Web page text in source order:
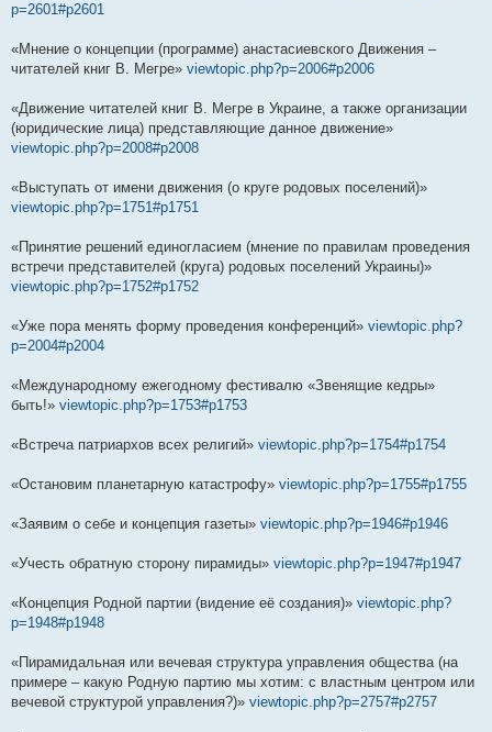
p=2601#p2601
«Мнение о концепции (программе) анастасиевского Движения –
читателей книг В. Мегре» viewtopic.php?p=2006#p2006
«Движение читателей книг В. Мегре в Украине, а также организации
(юридические лица) представляющие данное движение»
viewtopic.php?p=2008#p2008
«Выступать от имени движения (о круге родовых поселений)»
viewtopic.php?p=1751#p1751
«Принятие решений единогласием (мнение по правилам проведения
встречи представителей (круга) родовых поселений Украины)»
viewtopic.php?p=1752#p1752
«Уже пора менять форму проведения конференций» viewtopic.php?
p=2004#p2004
«Международному ежегодному фестивалю «Звенящие кедры»
быть!» viewtopic.php?p=1753#p1753
«Встреча патриархов всех религий» viewtopic.php?p=1754#p1754
«Остановим планетарную катастрофу» viewtopic.php?p=1755#p1755
«Заявим о себе и концепция газеты» viewtopic.php?p=1946#p1946
«Учесть обратную сторону пирамиды» viewtopic.php?p=1947#p1947
«Концепция Родной партии (видение её создания)» viewtopic.php?
p=1948#p1948
«Пирамидальная или вечевая структура управления общества (на
примере – какую Родную партию мы хотим: с властным центром или
вечевой структурой управления?)» viewtopic.php?p=2757#p2757